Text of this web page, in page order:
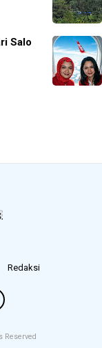
Salo
Redaksi
Reserved